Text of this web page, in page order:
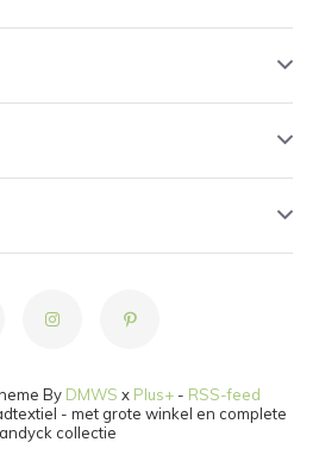
By DMWS x Plus+ - RSS-feed
- met grote winkel en complete
collectie